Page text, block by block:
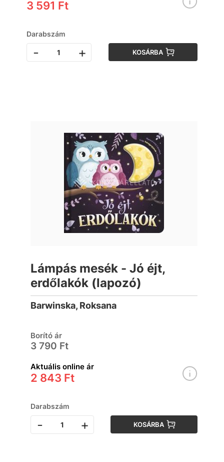
3 591 Ft
Darabszám
- + KOSÁRBA
Lámpás mesék - Jó éjt,
erdőlakók (lapozó)
Barwinska, Roksana
Borító ár
3 790 Ft
Aktuális online ár
2 843 Ft
Darabszám
- + KOSÁRBA